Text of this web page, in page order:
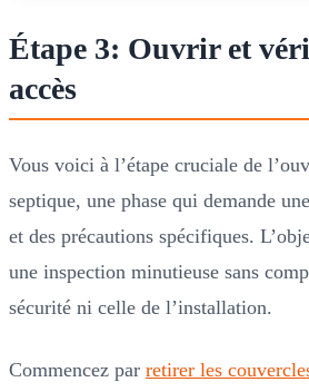
Étape 3: Ouvrir et
accès
Vous voici à l’étape cruciale de
septique, une phase qui demande
et des précautions spécifiques.
une inspection minutieuse sans
sécurité ni celle de l’installation.
Commencez par retirer les